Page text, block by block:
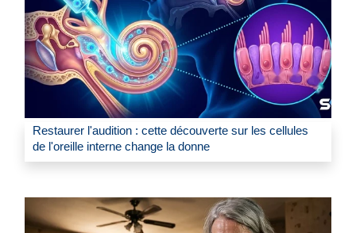
Restaurer l'audition : cette découverte sur les cellules
de l'oreille interne change la donne